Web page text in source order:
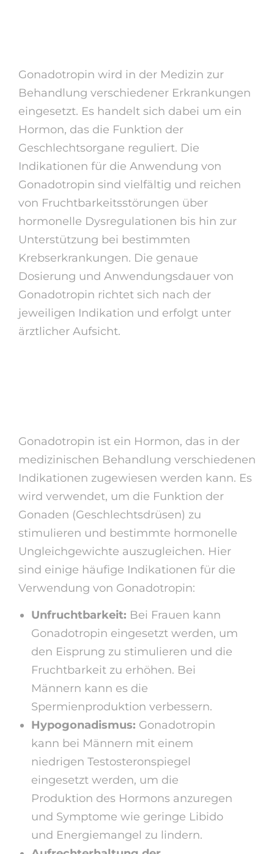
Gonadotropin wird in der Medizin zur
Behandlung verschiedener Erkrankungen
eingesetzt. Es handelt sich dabei um ein
Hormon, das die Funktion der
Geschlechtsorgane reguliert. Die
Indikationen für die Anwendung von
Gonadotropin sind vielfältig und reichen
von Fruchtbarkeitsstörungen über
hormonelle Dysregulationen bis hin zur
Unterstützung bei bestimmten
Krebserkrankungen. Die genaue
Dosierung und Anwendungsdauer von
Gonadotropin richtet sich nach der
jeweiligen Indikation und erfolgt unter
ärztlicher Aufsicht.
Gonadotropin ist ein Hormon, das in der
medizinischen Behandlung verschiedenen
Indikationen zugewiesen werden kann. Es
wird verwendet, um die Funktion der
Gonaden (Geschlechtsdrüsen) zu
stimulieren und bestimmte hormonelle
Ungleichgewichte auszugleichen. Hier
sind einige häufige Indikationen für die
Verwendung von Gonadotropin:
Unfruchtbarkeit: Bei Frauen kann
Gonadotropin eingesetzt werden, um
den Eisprung zu stimulieren und die
Fruchtbarkeit zu erhöhen. Bei
Männern kann es die
Spermienproduktion verbessern.
Hypogonadismus: Gonadotropin
kann bei Männern mit einem
niedrigen Testosteronspiegel
eingesetzt werden, um die
Produktion des Hormons anzuregen
und Symptome wie geringe Libido
und Energiemangel zu lindern.